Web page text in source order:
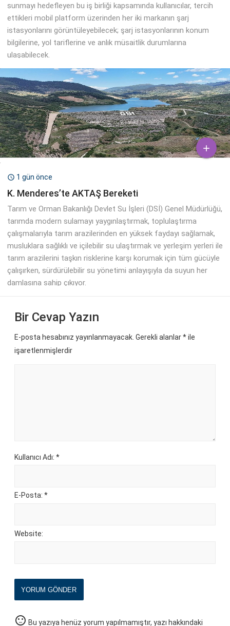
sunmayı hedefleyen bu iş birliği kapsamında kullanıcılar, tercih
ettikleri mobil platform üzerinden her iki markanın şarj
istasyonlarını görüntüleyebilecek; şarj istasyonlarının konum
bilgilerine, yol tariflerine ve anlık müsaitlik durumlarına
ulaşabilecek.

 1 gün önce
K. Menderes’te AKTAŞ Bereketi
Tarım ve Orman Bakanlığı Devlet Su İşleri (DSİ) Genel Müdürlüğü,
tarımda modern sulamayı yaygınlaştırmak, toplulaştırma
çalışmalarıyla tarım arazilerinden en yüksek faydayı sağlamak,
musluklara sağlıklı ve içilebilir su ulaştırmak ve yerleşim yerleri ile
tarım arazilerini taşkın risklerine karşı korumak için tüm gücüyle
çalışırken, sürdürülebilir su yönetimi anlayışıyla da suyun her
damlasına sahip çıkıyor.
Bir Cevap Yazın
E-posta hesabınız yayınlanmayacak. Gerekli alanlar*ile
işaretlenmişlerdir
Kullanıcı Adı: *
E-Posta: *
Website:
YORUM GÖNDER
sentiment_neutral Bu yazıya henüz yorum yapılmamıştır, yazı hakkındaki